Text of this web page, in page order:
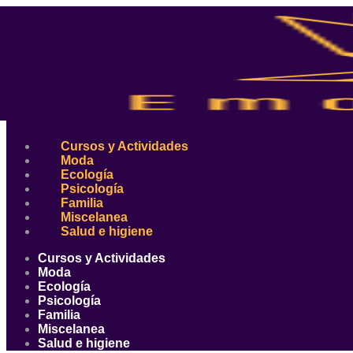
Cursos y Actividades
Moda
Ecología
Psicología
Familia
Miscelanea
Salud e higiene
Cursos y Actividades
Moda
Ecología
Psicología
Familia
Miscelanea
Salud e higiene